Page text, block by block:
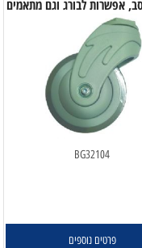
BG32104
פרטים נוספים